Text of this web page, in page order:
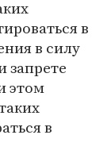
в
в силу
запрете
этом
в